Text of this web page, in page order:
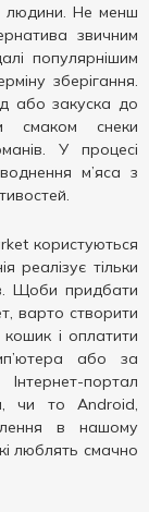
людини. Не менш
звичним
популярнішим
зберігання.
або закуска до
смаком снеки
У процесі
м’яса з
користуються
реалізує тільки
Щоби придбати
варто створити
і оплатити
або за
портал
чи то Android,
в нашому
люблять смачно